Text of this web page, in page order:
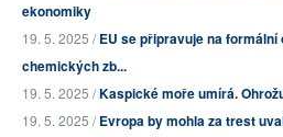
ekonomiky
19. 5. 2025 /EU se připravuje na
chemických zb...
19. 5. 2025 /Kaspické moře umírá.
19. 5. 2025 /Evropa by mohla za trest